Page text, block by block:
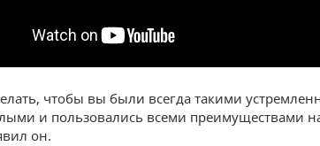
чтобы вы были всегда такими
и пользовались всеми преимуществами
он.